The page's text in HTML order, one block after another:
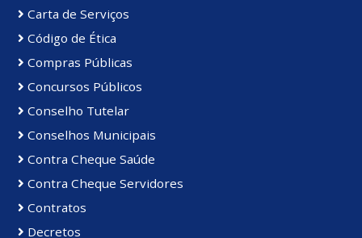
Carta de Serviços
Código de Ética
Compras Públicas
Concursos Públicos
Conselho Tutelar
Conselhos Municipais
Contra Cheque Saúde
Contra Cheque Servidores
Contratos
Decretos